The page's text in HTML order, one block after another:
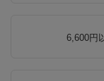
6,600円